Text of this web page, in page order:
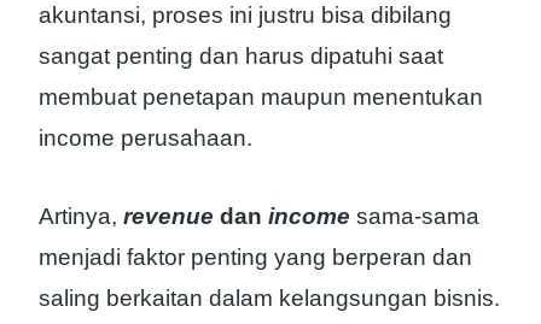
akuntansi, proses ini justru bisa dibilang
sangat penting dan harus dipatuhi saat
membuat penetapan maupun menentukan
income perusahaan.
Artinya, revenue dan income sama-sama
menjadi faktor penting yang berperan dan
saling berkaitan dalam kelangsungan bisnis.